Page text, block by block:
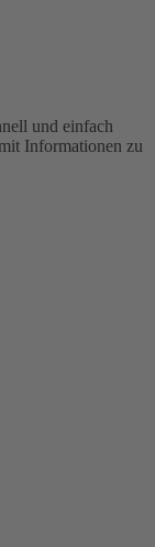
und einfach
Informationen zu